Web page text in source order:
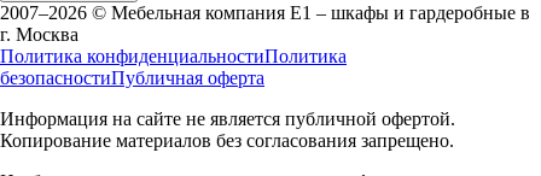
2007–2026 © Мебельная компания Е1 – шкафы и гардеробные в
г. Москва
Политика конфиденциальностиПолитика
безопасностиПубличная оферта
Информация на сайте не является публичной офертой.
Копирование материалов без согласования запрещено.